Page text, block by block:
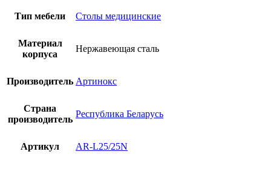
Тип мебели Столы медицинские
Материал
корпуса
Нержавеющая сталь
Производитель Артинокс
Страна
производитель
Республика Беларусь
Артикул AR-L25/25N